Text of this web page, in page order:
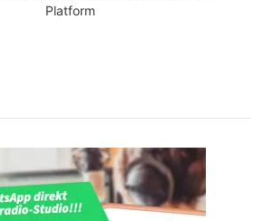
Platform